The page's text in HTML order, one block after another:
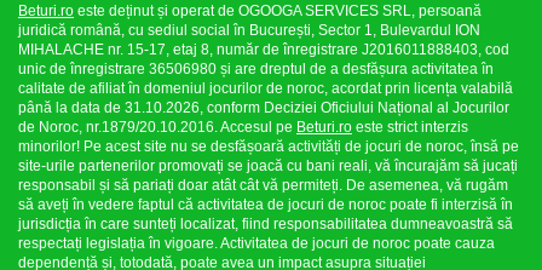
Beturi.ro este deținut și operat de OGOOGA SERVICES SRL, persoană
juridică română, cu sediul social în București, Sector 1, Bulevardul ION
MIHALACHE nr. 15-17, etaj 8, număr de înregistrare J2016011888403, cod
unic de înregistrare 36506980 și are dreptul de a desfășura activitatea în
calitate de afiliat în domeniul jocurilor de noroc, acordat prin licența valabilă
până la data de 31.10.2026, conform Deciziei Oficiului Național al Jocurilor
de Noroc, nr.1879/20.10.2016. Accesul pe Beturi.ro este strict interzis
minorilor! Pe acest site nu se desfășoară activități de jocuri de noroc, însă pe
site-urile partenerilor promovați se joacă cu bani reali, vă încurajăm să jucați
responsabil și să pariați doar atât cât vă permiteți. De asemenea, vă rugăm
să aveți în vedere faptul că activitatea de jocuri de noroc poate fi interzisă în
jurisdicția în care sunteți localizat, fiind responsabilitatea dumneavoastră să
respectați legislația în vigoare. Activitatea de jocuri de noroc poate cauza
dependență și, totodată, poate avea un impact asupra situației